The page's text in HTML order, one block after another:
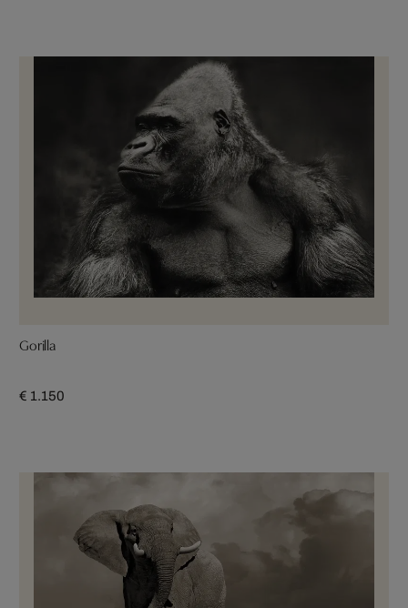
Gorilla
€ 1.150